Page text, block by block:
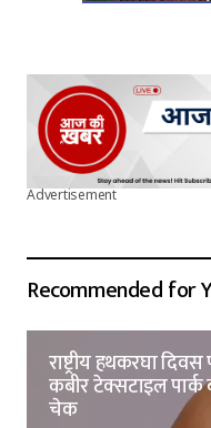
Advertisement
Recommended for
राष्ट्रीय हथकरघा
कबीर टेक्सटाइल
चेक